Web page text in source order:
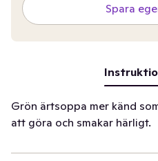
Spara
Grön ärtsoppa mer känd
att göra och smakar härligt.